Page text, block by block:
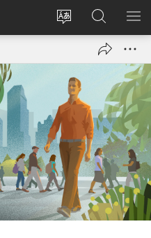
Promijeni
Prijava
(otvara
prozor)
JW.ORG
|
Pretraga